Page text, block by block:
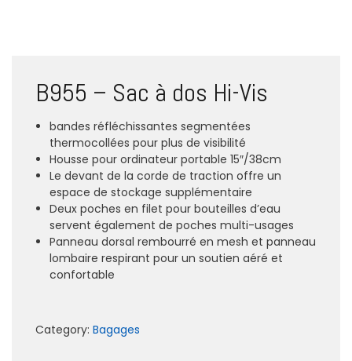
B955 – Sac à dos Hi-Vis
bandes réfléchissantes segmentées
thermocollées pour plus de visibilité
Housse pour ordinateur portable 15″/38cm
Le devant de la corde de traction offre un
espace de stockage supplémentaire
Deux poches en filet pour bouteilles d’eau
servent également de poches multi-usages
Panneau dorsal rembourré en mesh et panneau
lombaire respirant pour un soutien aéré et
confortable
Category: Bagages